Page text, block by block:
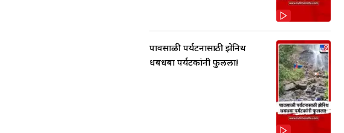
पावसाळी पर्यटनासाठी झेनिथ
धबधबा पर्यटकांनी फुलला!